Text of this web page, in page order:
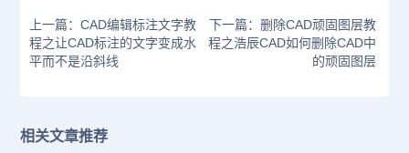
上一篇：CAD编辑标注文字教
程之让CAD标注的文字变成水
平而不是沿斜线
下一篇：删除CAD顽固图层教
程之浩辰CAD如何删除CAD中
的顽固图层
相关文章推荐